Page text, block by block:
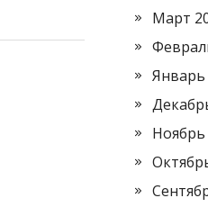
Март
Январь
Ноябрь